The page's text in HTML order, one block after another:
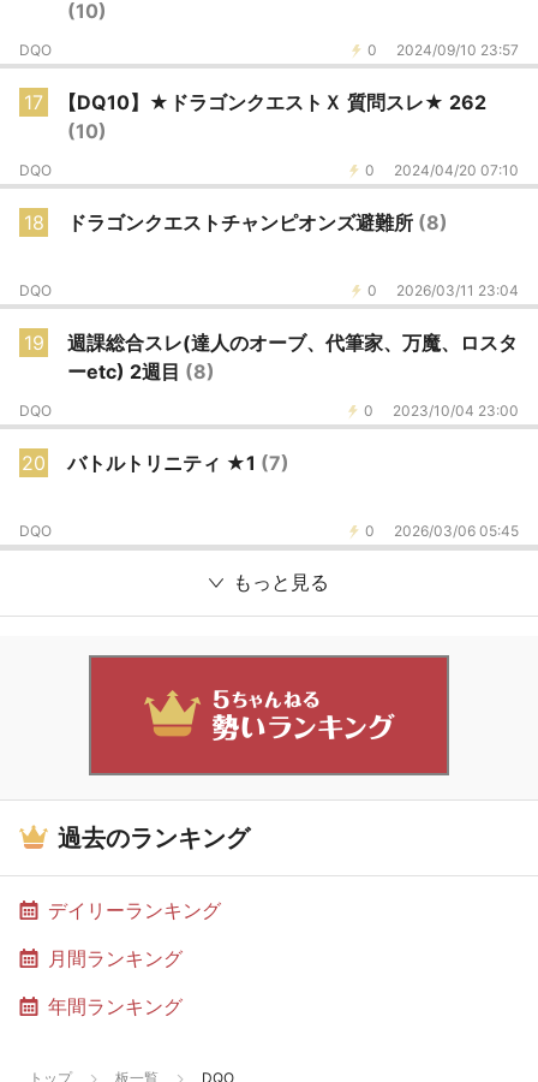
(10)
0 2024/09/10 23:57
DQO
17
【DQ10】★ドラゴンクエストＸ 質問スレ★ 262
(10)
0 2024/04/20 07:10
DQO
18 ドラゴンクエストチャンピオンズ避難所 (8)
0 2026/03/11 23:04
DQO
19
週課総合スレ(達人のオーブ、代筆家、万魔、ロスタ
ーetc) 2週目 (8)
0 2023/10/04 23:00
DQO
20 バトルトリニティ ★1 (7)
0 2026/03/06 05:45
DQO
もっと見る
過去のランキング
デイリーランキング
月間ランキング
年間ランキング
トップ 板一覧 DQO